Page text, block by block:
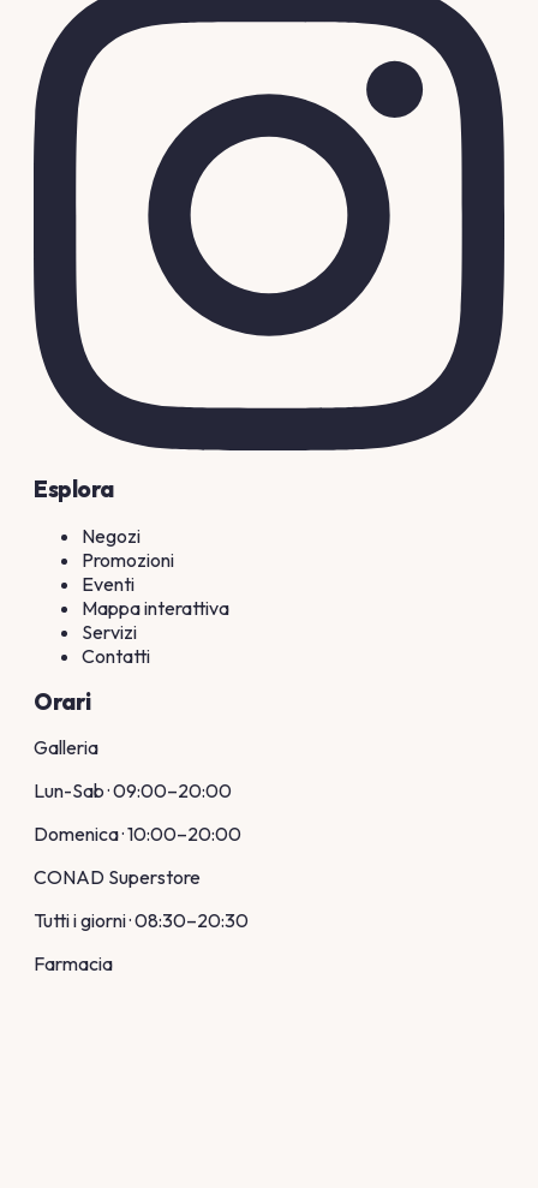
Esplora
Negozi
Promozioni
Eventi
Mappa interattiva
Servizi
Contatti
Orari
Galleria
Lun-Sab · 09:00–20:00
Domenica · 10:00–20:00
CONAD Superstore
Tutti i giorni · 08:30–20:30
Farmacia